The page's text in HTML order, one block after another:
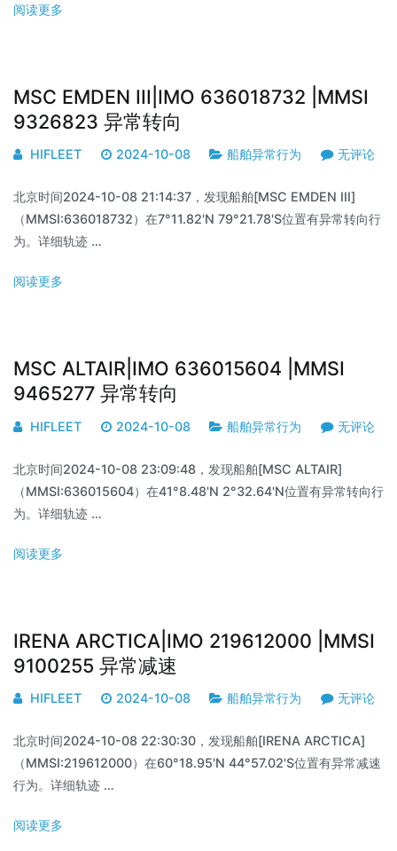
阅读更多
MSC EMDEN III|IMO 636018732 |MMSI
9326823 异常转向
HIFLEET 2024-10-08 船舶异常行为 无评论
北京时间2024-10-08 21:14:37，发现船舶[MSC EMDEN III]
（MMSI:636018732）在7°11.82'N 79°21.78'S位置有异常转向行
为。详细轨迹 …
阅读更多
MSC ALTAIR|IMO 636015604 |MMSI
9465277 异常转向
HIFLEET 2024-10-08 船舶异常行为 无评论
北京时间2024-10-08 23:09:48，发现船舶[MSC ALTAIR]
（MMSI:636015604）在41°8.48'N 2°32.64'N位置有异常转向行
为。详细轨迹 …
阅读更多
IRENA ARCTICA|IMO 219612000 |MMSI
9100255 异常减速
HIFLEET 2024-10-08 船舶异常行为 无评论
北京时间2024-10-08 22:30:30，发现船舶[IRENA ARCTICA]
（MMSI:219612000）在60°18.95'N 44°57.02'S位置有异常减速
行为。详细轨迹 …
阅读更多